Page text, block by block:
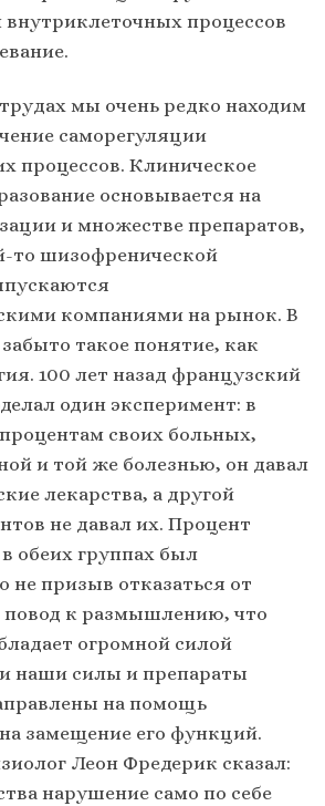
процессов
мы очень редко находим
саморегуляции
процессов. Клиническое
основывается на
и множестве препаратов,
то шизофренической
компаниями на рынок. В
такое понятие, как
100 лет назад французский
один эксперимент: в
своих больных,
и той же болезнью, он давал
лекарства, а другой
не давал их. Процент
обеих группах был
не призыв отказаться от
повод к размышлению, что
огромной силой
наши силы и препараты
на помощь
замещение его функций.
Леон Фредерик сказал:
нарушение само по себе